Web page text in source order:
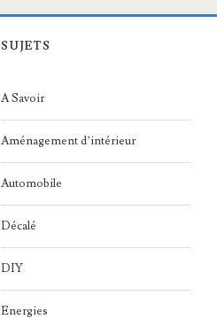
SUJETS
A Savoir
Aménagement d’intérieur
Automobile
Décalé
DIY
Energies